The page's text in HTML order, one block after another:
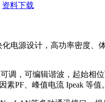
资料下载
电源设计，高功率密度
调，可编辑谐波，起始相
PF、峰值电流 Ipeak 等值。